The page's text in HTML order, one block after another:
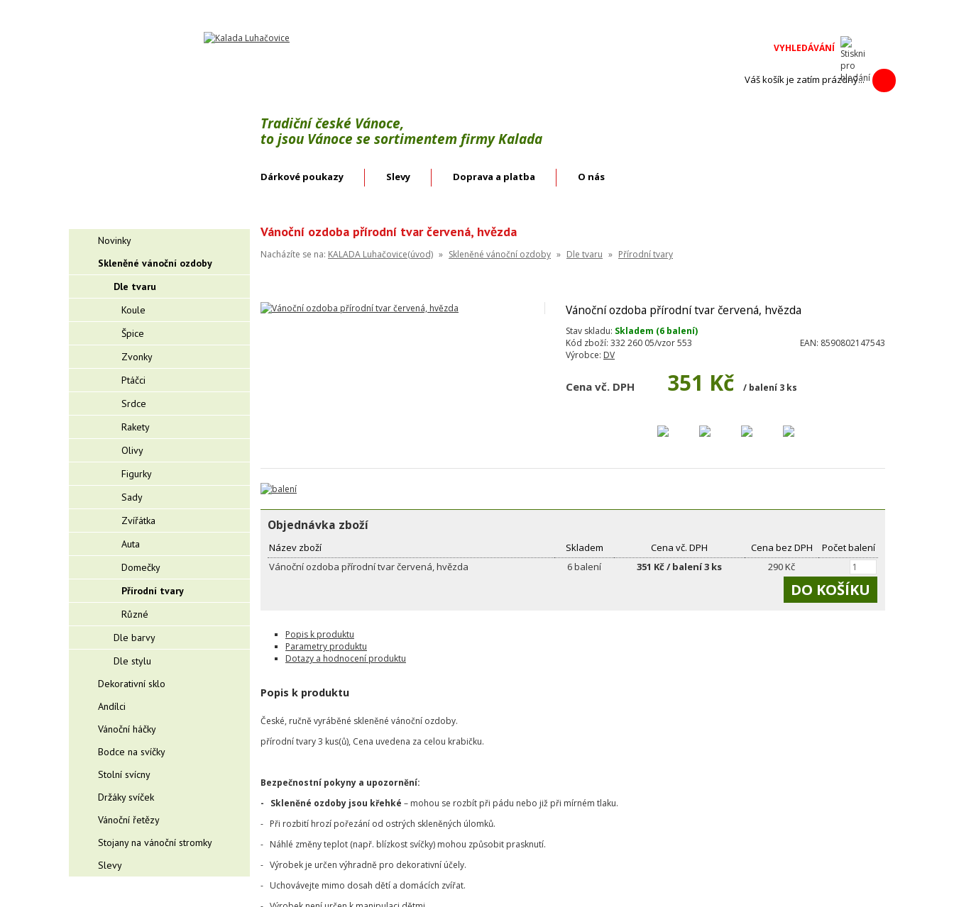
Tradiční české Vánoce,
to jsou Vánoce se sortimentem firmy Kalada
Váš košík je zatím prázdný...
Dárkové poukazy Slevy Doprava a platba O nás
Novinky
Skleněné vánoční ozdoby
Dle tvaru
Koule
Špice
Zvonky
Ptáčci
Srdce
Rakety
Olivy
Figurky
Sady
Zvířátka
Auta
Domečky
Přírodní tvary
Různé
Dle barvy
Dle stylu
Dekorativní sklo
Andílci
Vánoční háčky
Bodce na svíčky
Stolní svícny
Držáky svíček
Vánoční řetězy
Stojany na vánoční stromky
Slevy
Vánoční ozdoba přírodní tvar červená, hvězda
Nacházíte se na: KALADA Luhačovice(úvod) » Skleněné vánoční ozdoby » Dle tvaru » Přírodní tvary
Vánoční ozdoba přírodní tvar červená, hvězda
Stav skladu: Skladem (6 balení)
Kód zboží: 332 260 05/vzor 553 EAN: 8590802147543
Výrobce: DV
Cena vč. DPH 351 Kč / balení 3 ks
Objednávka zboží
Název zboží Skladem Cena vč. DPH Cena bez DPH
Počet balení
Vánoční ozdoba přírodní tvar červená, hvězda
6 balení 351 Kč / balení 3 ks 290 Kč
Popis k produktu
Parametry produktu
Dotazy a hodnocení produktu
Popis k produktu
České, ručně vyráběné skleněné vánoční ozdoby.
přírodní tvary 3 kus(ů), Cena uvedena za celou krabičku.
Bezpečnostní pokyny a upozornění:
- Skleněné ozdoby jsou křehké – mohou se rozbít při pádu nebo již při mírném tlaku.
- Při rozbití hrozí pořezání od ostrých skleněných úlomků.
- Náhlé změny teplot (např. blízkost svíčky) mohou způsobit prasknutí.
- Výrobek je určen výhradně pro dekorativní účely.
- Uchovávejte mimo dosah dětí a domácích zvířat.